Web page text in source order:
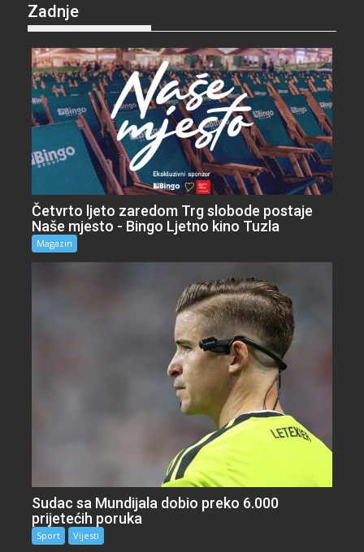
Zadnje
Četvrto ljeto zaredom Trg slobode postaje
Naše mjesto - Bingo Ljetno kino Tuzla
Magazin
Sudac sa Mundijala dobio preko 6.000
prijetećih poruka
Sport Vijesti